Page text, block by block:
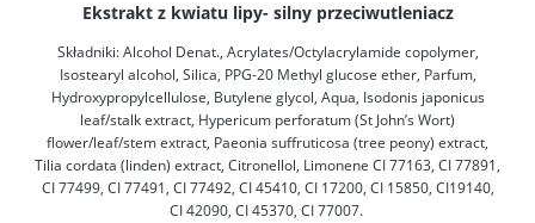
Ekstrakt z kwiatu lipy- silny przeciwutleniacz
Składniki: Alcohol Denat., Acrylates/Octylacrylamide copolymer,
Isostearyl alcohol, Silica, PPG-20 Methyl glucose ether, Parfum,
Hydroxypropylcellulose, Butylene glycol, Aqua, Isodonis japonicus
leaf/stalk extract, Hypericum perforatum (St John’s Wort)
flower/leaf/stem extract, Paeonia suffruticosa (tree peony) extract,
Tilia cordata (linden) extract, Citronellol, Limonene CI 77163, CI 77891,
CI 77499, CI 77491, CI 77492, CI 45410, CI 17200, CI 15850, CI19140,
CI 42090, CI 45370, CI 77007.